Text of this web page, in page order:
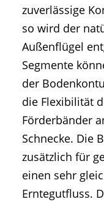
zuverlässige
so wird der
Außenflügel
Segmente
der
die Flexibilität
Förderbänder
Schnecke. Die
zusätzlich für
einen sehr
Erntegutfluss.